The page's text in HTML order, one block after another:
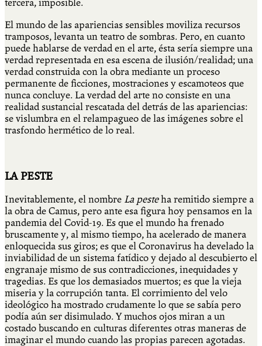
tercera, imposible.
El mundo de las apariencias sensibles moviliza recursos
tramposos, levanta un teatro de sombras. Pero, en cuanto
puede hablarse de verdad en el arte, ésta sería siempre una
verdad representada en esa escena de ilusión/realidad; una
verdad construida con la obra mediante un proceso
permanente de ficciones, mostraciones y escamoteos que
nunca concluye. La verdad del arte no consiste en una
realidad sustancial rescatada del detrás de las apariencias:
se vislumbra en el relampagueo de las imágenes sobre el
trasfondo hermético de lo real.
LA PESTE
Inevitablemente, el nombre La pesteha remitido siempre a
la obra de Camus, pero ante esa figura hoy pensamos en la
pandemia del Covid-19. Es que el mundo ha frenado
bruscamente y, al mismo tiempo, ha acelerado de manera
enloquecida sus giros; es que el Coronavirus ha develado la
inviabilidad de un sistema fatídico y dejado al descubierto el
engranaje mismo de sus contradicciones, inequidades y
tragedias. Es que los demasiados muertos; es que la vieja
miseria y la corrupción tanta. El corrimiento del velo
ideológico ha mostrado crudamente lo que se sabía pero
podía aún ser disimulado. Y muchos ojos miran a un
costado buscando en culturas diferentes otras maneras de
imaginar el mundo cuando las propias parecen agotadas.